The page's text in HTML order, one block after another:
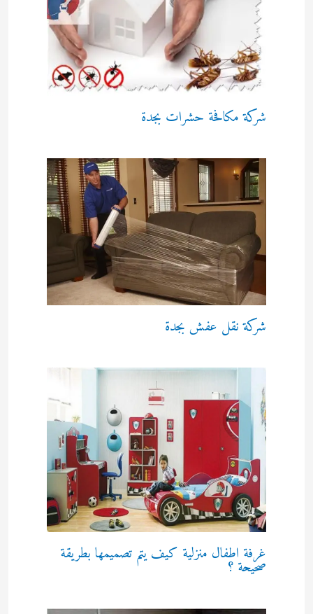
شركة مكافحة حشرات بجدة
شركة نقل عفش بجدة
غرفة اطفال منزلية كيف يتم تصميمها بطريقة
صحيحة ؟